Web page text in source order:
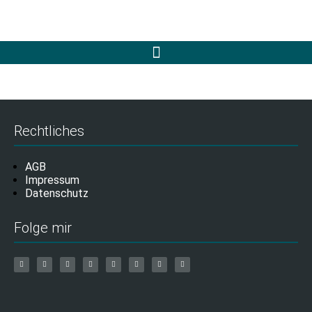
Rechtliches
AGB
Impressum
Datenschutz
Folge mir